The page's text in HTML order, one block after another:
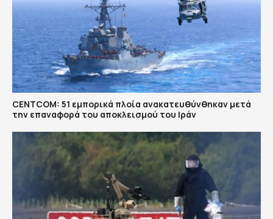
CENTCOM: 51 εμπορικά πλοία ανακατευθύνθηκαν μετά
την επαναφορά του αποκλεισμού του Ιράν